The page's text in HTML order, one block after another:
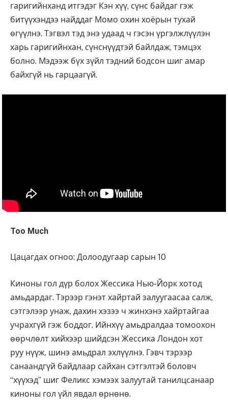
гаригийнханд итгэдэг Кэн хүү, сүнс байдаг гэж
битүүхэндээ найддаг Момо охин хоёрын тухай
өгүүлнэ. Тэгвэл тэд энэ удаад ч гэсэн үргэлжлүүлэн
харь гаригийнхан, сүнснүүдтэй байлдаж, тэмцэх
болно. Мэдээж бүх зүйл тэдний бодсон шиг амар
байхгүй нь гарцаагүй.
Too Much
Цацагдах огноо: Долоодугаар сарын 10
Киноны гол дүр болох Жессика Нью-Йорк хотод
амьдардаг. Тэрээр гэнэт хайртай залуугаасаа салж,
сэтгэлээр унаж, дахин хэзээ ч жинхэнэ хайртайгаа
учрахгүй гэж боддог. Ийнхүү амьдралдаа томоохон
өөрчлөлт хийхээр шийдсэн Жессика Лондон хот
руу нүүж, шинэ амьдрал эхлүүлнэ. Гэвч тэрээр
санаандгүй байдлаар сайхан сэтгэлтэй боловч
“хүүхэд” шиг Феликс хэмээх залуутай танилцсанаар
киноны гол үйл явдал өрнөнө.